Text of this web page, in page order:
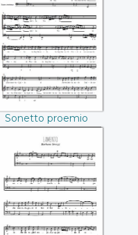
Sonetto proemio
dell'opera (Barbara
Strozzi)
Sonetto proemio
dell'opera (Barbara
Strozzi)
Diporti di Euterpe,
Lamento (Barbara
Strozzi)